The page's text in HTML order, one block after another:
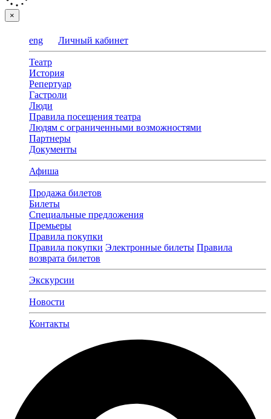
×
eng Личный кабинет
Театр
История
Репертуар
Гастроли
Люди
Правила посещения театра
Людям с ограниченными возможностями
Партнеры
Документы
Афиша
Продажа билетов
Билеты
Специальные предложения
Премьеры
Правила покупки
Правила покупки Электронные билеты Правила
возврата билетов
Экскурсии
Новости
Контакты